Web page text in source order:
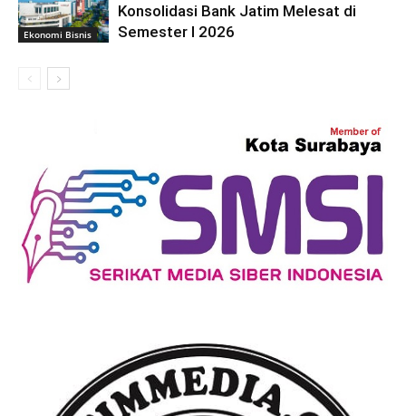
Ekonomi Bisnis
Konsolidasi Bank Jatim Melesat di
Semester I 2026